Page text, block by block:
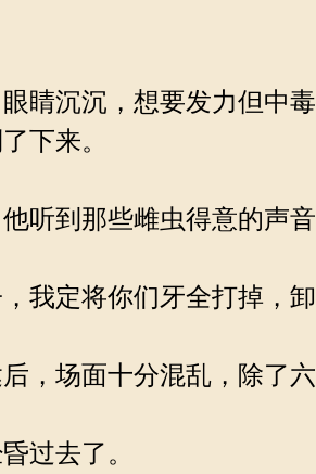
睛沉沉，想要发力但中
下来。
听到那些雌虫得意的声
定将你们牙全打掉，卸
，场面十分混乱，除了
过去了。